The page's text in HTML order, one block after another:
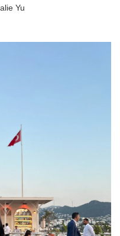
Yu